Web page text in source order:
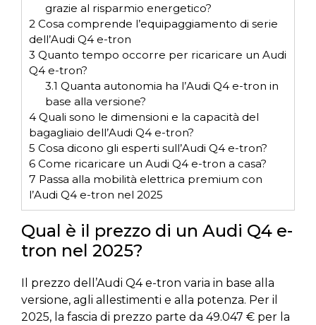
grazie al risparmio energetico?
2 Cosa comprende l’equipaggiamento di serie
dell’Audi Q4 e-tron
3 Quanto tempo occorre per ricaricare un Audi
Q4 e-tron?
3.1 Quanta autonomia ha l’Audi Q4 e-tron in
base alla versione?
4 Quali sono le dimensioni e la capacità del
bagagliaio dell’Audi Q4 e-tron?
5 Cosa dicono gli esperti sull’Audi Q4 e-tron?
6 Come ricaricare un Audi Q4 e-tron a casa?
7 Passa alla mobilità elettrica premium con
l’Audi Q4 e-tron nel 2025
Qual è il prezzo di un Audi Q4 e-
tron nel 2025?
Il prezzo dell’Audi Q4 e-tron varia in base alla
versione, agli allestimenti e alla potenza. Per il
2025, la fascia di prezzo parte da 49.047 € per la